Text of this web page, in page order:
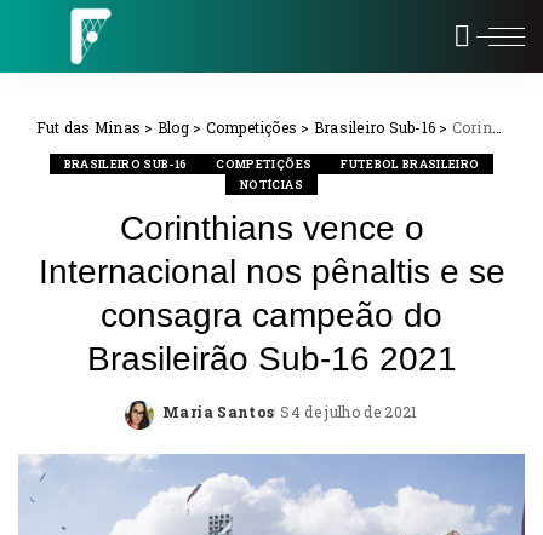
Fut das Minas > Blog> Competições > Brasileiro Sub-16 > Corinthians vence o Internacional nos pênaltis e se consagra campeão do Brasileirão Sub-16 2021
BRASILEIRO SUB-16 COMPETIÇÕES
FUTEBOL BRASILEIRO
NOTÍCIAS
Corinthians vence o
Internacional nos pênaltis e se
consagra campeão do
Brasileirão Sub-16 2021
Posted
Maria Santos 4 de julho de 2021